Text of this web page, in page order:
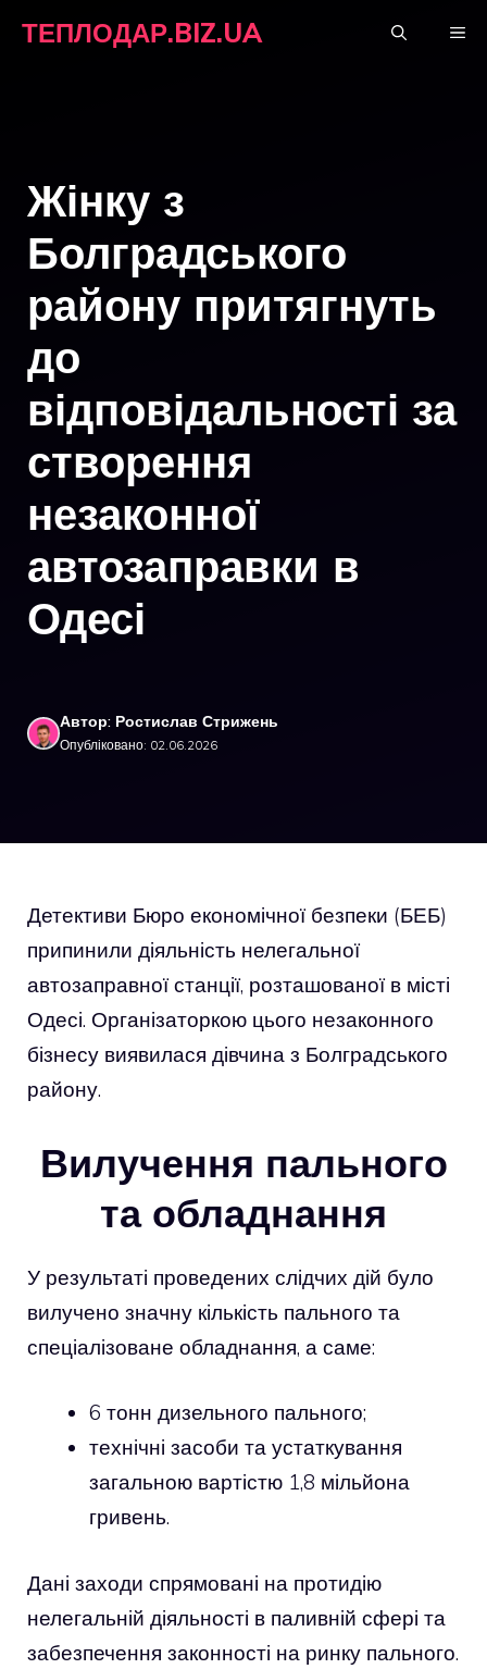
ТЕПЛОДАР.BIZ.UA
Жінку з
Болградського
району притягнуть
до
відповідальності за
створення
незаконної
автозаправки в
Одесі
Автор: Ростислав Стрижень
Опубліковано: 02.06.2026
Детективи Бюро економічної безпеки (БЕБ)
припинили діяльність нелегальної
автозаправної станції, розташованої в місті
Одесі. Організаторкою цього незаконного
бізнесу виявилася дівчина з Болградського
району.
Вилучення пального
та обладнання
У результаті проведених слідчих дій було
вилучено значну кількість пального та
спеціалізоване обладнання, а саме:
6 тонн дизельного пального;
технічні засоби та устаткування
загальною вартістю 1,8 мільйона
гривень.
Дані заходи спрямовані на протидію
нелегальній діяльності в паливній сфері та
забезпечення законності на ринку пального.